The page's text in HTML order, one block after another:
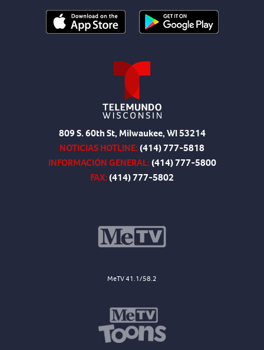
809 S. 60th St, Milwaukee, WI 53214
NOTICIAS HOTLINE:(414) 777-5818
INFORMACIÓN GENERAL:(414) 777-5800
FAX:(414) 777-5802
MeTV 41.1/58.2